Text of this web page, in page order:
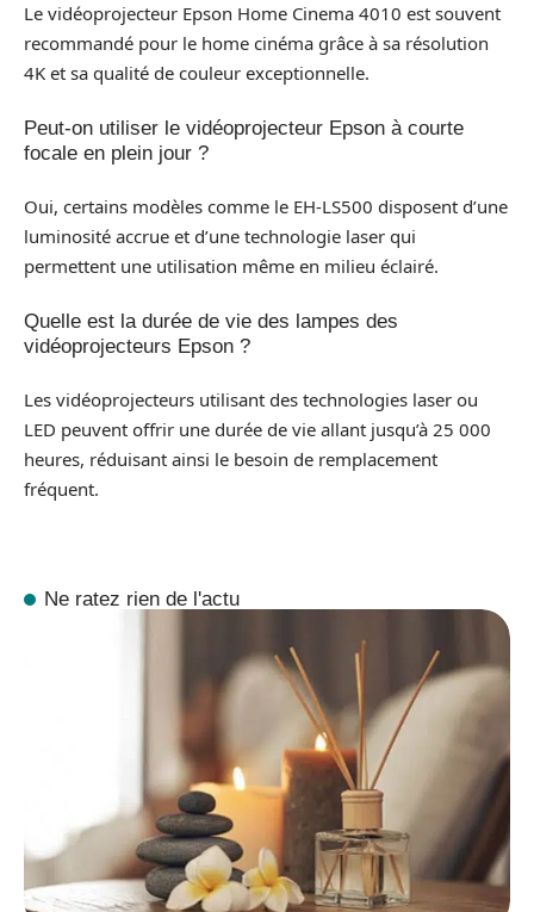
Le vidéoprojecteur Epson Home Cinema 4010 est souvent
recommandé pour le home cinéma grâce à sa résolution
4K et sa qualité de couleur exceptionnelle.
Peut-on utiliser le vidéoprojecteur Epson à courte
focale en plein jour ?
Oui, certains modèles comme le EH-LS500 disposent d’une
luminosité accrue et d’une technologie laser qui
permettent une utilisation même en milieu éclairé.
Quelle est la durée de vie des lampes des
vidéoprojecteurs Epson ?
Les vidéoprojecteurs utilisant des technologies laser ou
LED peuvent offrir une durée de vie allant jusqu’à 25 000
heures, réduisant ainsi le besoin de remplacement
fréquent.
Ne ratez rien de l'actu